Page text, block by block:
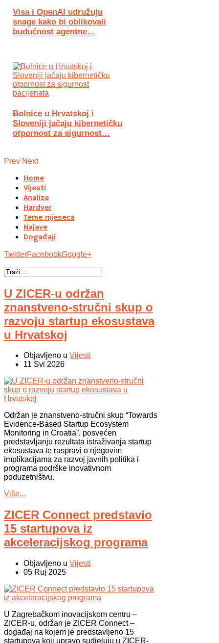
Visa i OpenAI udružuju
snage kako bi oblikovali
budućnost agentne…
Bolnice u Hrvatskoj i
Sloveniji jačaju kibernetičku
otpornost za sigurnost…
Prev Next
Home
Vijesti
Analize
Hardver
Teme mjeseca
Najave
Događaji
TwitterFacebookGoogle+
U ZICER-u održan
znanstveno-stručni skup o
razvoju startup ekosustava
u Hrvatskoj
Objavljeno u Vijesti
11 Svi 2026
Održan je znanstveno-stručni skup “Towards
Evidence-Based Startup Ecosystem
Monitoring in Croatia”, posvećen
predstavljanju rezultata istraživanja startup
ekosustava te raspravi o njegovim
implikacijama za razvoj javnih politika i
programa podrške inovativnom
poduzetništvu.
Više...
ZICER Connect predstavio
15 startupova iz
akceleracijskog programa
Objavljeno u Vijesti
05 Ruj 2025
U Zagrebačkom inovacijskom centru –
ZICER-u, održan je ZICER Connect–
događaj na kojem je predstavljeno 15
startupova koji upravo sudjeluju u ZICER-